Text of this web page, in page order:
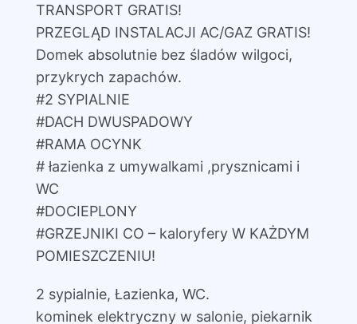
TRANSPORT GRATIS!
PRZEGLĄD INSTALACJI AC/GAZ GRATIS!
Domek absolutnie bez śladów wilgoci,
przykrych zapachów.
#2 SYPIALNIE
#DACH DWUSPADOWY
#RAMA OCYNK
# łazienka z umywalkami ,prysznicami i
WC
#DOCIEPLONY
#GRZEJNIKI CO – kaloryfery W KAŻDYM
POMIESZCZENIU!
2 sypialnie, Łazienka, WC.
kominek elektryczny w salonie, piekarnik